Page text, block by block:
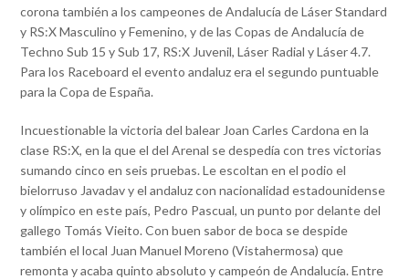
corona también a los campeones de Andalucía de Láser Standard
y RS:X Masculino y Femenino, y de las Copas de Andalucía de
Techno Sub 15 y Sub 17, RS:X Juvenil, Láser Radial y Láser 4.7.
Para los Raceboard el evento andaluz era el segundo puntuable
para la Copa de España.
Incuestionable la victoria del balear Joan Carles Cardona en la
clase RS:X, en la que el del Arenal se despedía con tres victorias
sumando cinco en seis pruebas. Le escoltan en el podio el
bielorruso Javadav y el andaluz con nacionalidad estadounidense
y olímpico en este país, Pedro Pascual, un punto por delante del
gallego Tomás Vieito. Con buen sabor de boca se despide
también el local Juan Manuel Moreno (Vistahermosa) que
remonta y acaba quinto absoluto y campeón de Andalucía. Entre